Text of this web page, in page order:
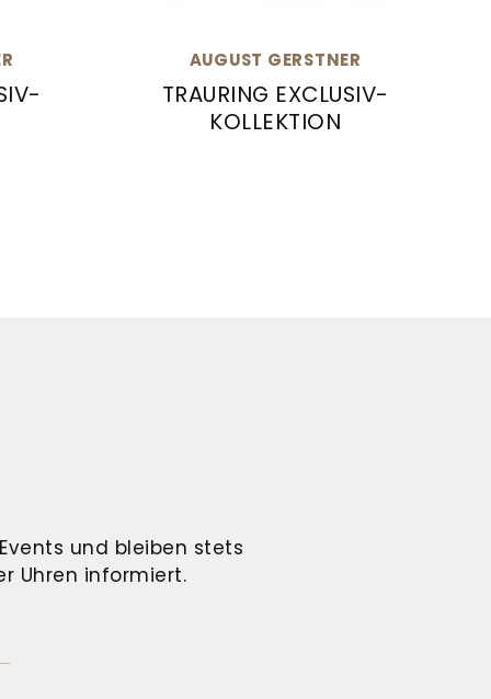
AUGUST GERSTNER
TRAURING EXCLUSIV-
KOLLEKTION
und bleiben stets
Uhren informiert.